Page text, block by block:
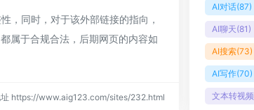
，同时，对于该外部链接的指向，
属于合规合法，后期网页的内容如
https://www.aig123.com/sites/232.html
AI对话(87)
AI聊天(81)
AI搜索(73)
AI写作(70)
文本转视频